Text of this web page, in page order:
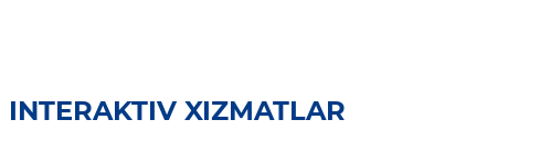
INTERAKTIV XIZMATLAR